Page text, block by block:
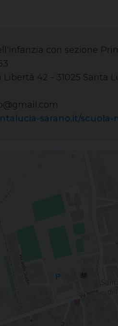
con sezione
sarano.it/
42 - 31025 Santa